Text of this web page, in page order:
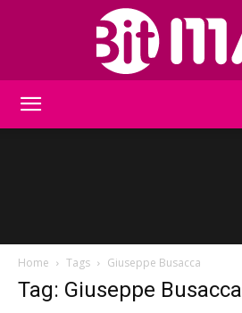
Home Tags Giuseppe Busacca
Tag: Giuseppe Busacca